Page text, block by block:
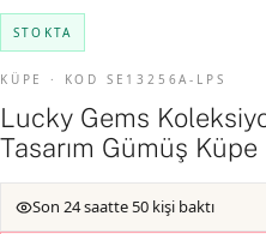
STOKTA
KÜPE · KOD SE13256A-LPS
Lucky Gems
Tasarım Gümüş Küpe
Son 24 saatte 50 kişi baktı